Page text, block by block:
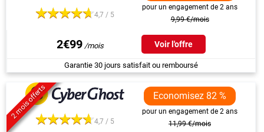
4,7 / 5
pour un engagement de 2 ans
9,99 €/mois
2€99 Voir l'offre
Garantie 30 jours satisfait ou remboursé
2 mois offerts
4,7 / 5
Economisez 82 %
pour un engagement de 2 ans
11,99 €/mois